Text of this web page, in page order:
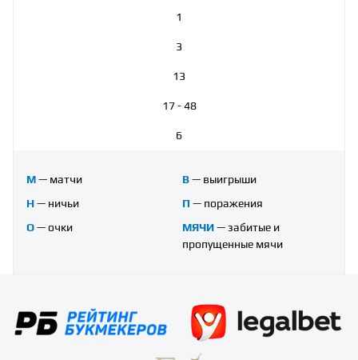
1
3
13
17 - 48
6
М— матчи
Н— ничьи
МЯЧИ— забитые и
пропущенные мячи
В— выигрыши
П — поражения
О— очки